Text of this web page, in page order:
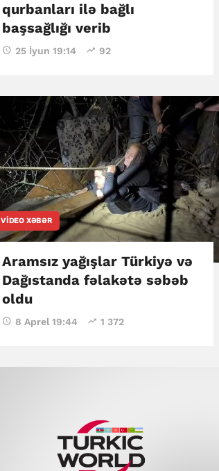
qurbanları ilə bağlı
başsağlığı verib
25 İyun 19:14 92
VIDEO XƏBƏR
Aramsız yağışlar Türkiyə və
Dağıstanda fəlakətə səbəb
oldu
8 Aprel 19:44 1 372